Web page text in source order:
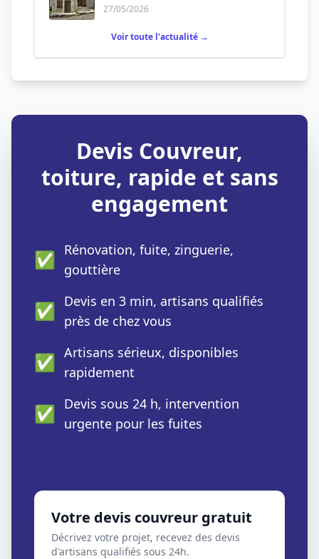
27/05/2026
Voir toute l'actualité →
Devis Couvreur,
toiture, rapide et sans
engagement
✅ Rénovation, fuite, zinguerie,
gouttière
✅ Devis en 3 min, artisans qualifiés
près de chez vous
✅ Artisans sérieux, disponibles
rapidement
✅ Devis sous 24 h, intervention
urgente pour les fuites
Votre devis couvreur gratuit
Décrivez votre projet, recevez des devis
d'artisans qualifiés sous 24h.